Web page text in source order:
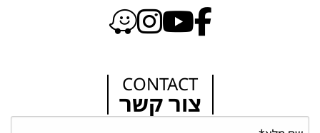
CONTACT
צור קשר